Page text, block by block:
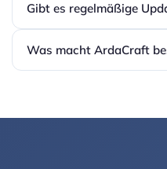
Gibt es regelmäßige
Was macht ArdaCraft